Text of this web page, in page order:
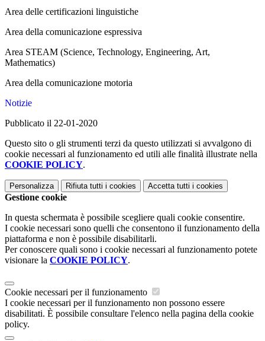
Area delle certificazioni linguistiche
Area della comunicazione espressiva
Area STEAM (Science, Technology, Engineering, Art,
Mathematics)
Area della comunicazione motoria
Notizie
Pubblicato il 22-01-2020
Questo sito o gli strumenti terzi da questo utilizzati si avvalgono di
cookie necessari al funzionamento ed utili alle finalità illustrate nella
COOKIE POLICY.
Personalizza Rifiuta tutti i cookies Accetta tutti i cookies
Gestione cookie
In questa schermata è possibile scegliere quali cookie consentire.
I cookie necessari sono quelli che consentono il funzionamento della
piattaforma e non è possibile disabilitarli.
Per conoscere quali sono i cookie necessari al funzionamento potete
visionare la COOKIE POLICY.
Cookie necessari per il funzionamento
I cookie necessari per il funzionamento non possono essere
disabilitati. È possibile consultare l'elenco nella pagina della cookie
policy.